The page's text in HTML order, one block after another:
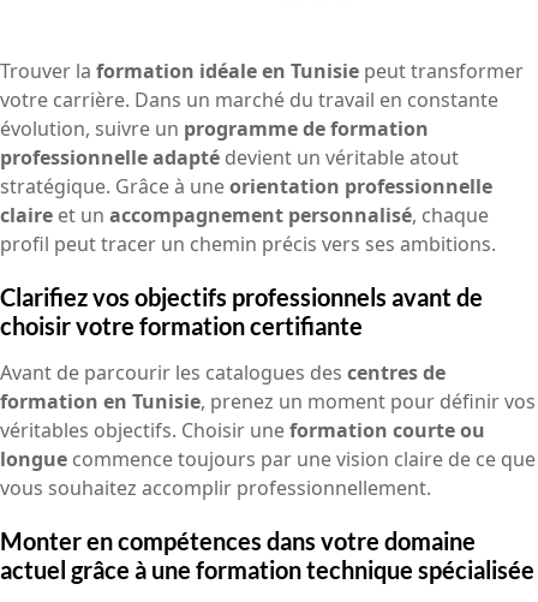
Trouver la formation idéale en Tunisie peut transformer
votre carrière. Dans un marché du travail en constante
évolution, suivre un programme de formation
professionnelle adapté devient un véritable atout
stratégique. Grâce à uneorientation professionnelle
claire et un accompagnement personnalisé, chaque
profil peut tracer un chemin précis vers ses ambitions.
Clarifiez vos objectifs professionnels avant de
choisir votre formation certifiante
Avant de parcourir les catalogues des centres de
formation en Tunisie, prenez un moment pour définir vos
véritables objectifs. Choisir uneformation courte ou
longue commence toujours par une vision claire de ce que
vous souhaitez accomplir professionnellement.
Monter en compétences dans votre domaine
actuel grâce à une formation technique spécialisée